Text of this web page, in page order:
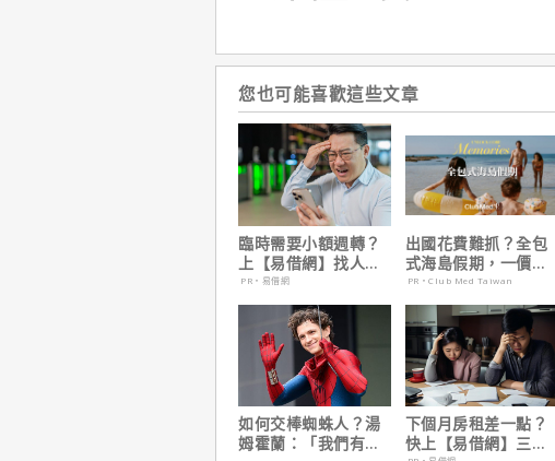
您也可能喜歡這些文章
臨時需要小額週轉？
上【易借網】找人
幫！資金快速到位
PR・易借網
出國花費難抓？全包
式海島假期，一價搞
定食宿玩樂，省錢更
省心！
PR・Club Med Taiwan
如何交棒蜘蛛人？湯
姆霍蘭：「我們有一
下個月房租差一點？
快上【易借網】三分